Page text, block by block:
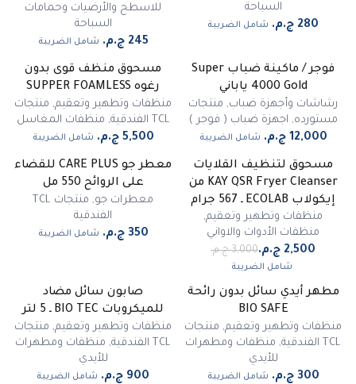
السباحة
شامل الضريبة
للاسطح والأرضيات وحمامات
السباحة
شامل الضريبة
غير متوفرفوجر / ماكينة ضباب Super
4000 Gold ياباني
رشاشات وأجهزة ضباب, منتجات
مستورده, اجهزة ضباب ( فوجر )
شامل الضريبة
مسحوق منظف قوى بدون
رغوه SUPPER FOAMLESS
منظفات وتطهير وتعقيم, منتجات
TCL الفندقية
, منظفات المغاسل
شامل الضريبة
مسحوق لتنظيف القلايات
KAY QSR Fryer Cleanser من
إيكولاب ECOLAB ـ 567 جرام
منظفات وتطهير وتعقيم,
منظفات الأدوات والاواني
شامل الضريبة
معطر جو CARE PLUS للقضاء
على الروائح 550 مل
معطرات جو,
منتجات TCL
الفندقية
شامل الضريبة
غير متوفر
مطهر أيدي سائل بدون رائحة
BIO SAFE
منظفات وتطهير وتعقيم, منتجات
TCL الفندقية
, منظفات ومطهرات
للأيدي
شامل الضريبة
صابون سائل مضاد
للميكروبات BIO TEC ـ 5 لتر
منظفات وتطهير وتعقيم, منتجات
TCL الفندقية
, منظفات ومطهرات
للأيدي
شامل الضريبة